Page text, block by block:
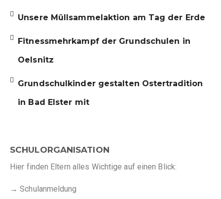
Unsere Müllsammelaktion am Tag der Erde
Fitnessmehrkampf der Grundschulen in
Oelsnitz
Grundschulkinder gestalten Ostertradition
in Bad Elster mit
SCHULORGANISATION
Hier finden Eltern alles Wichtige auf einen Blick:
→ Schulanmeldung